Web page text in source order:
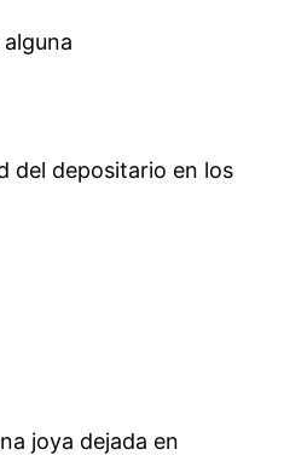
del depositario en los
joya dejada en